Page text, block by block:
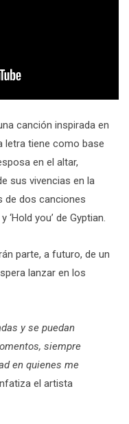
canción inspirada en
letra tiene como base
en el altar,
sus vivencias en la
de dos canciones
‘Hold you’ de Gyptian.
parte, a futuro, de un
lanzar en los
y se puedan
siempre
en quienes me
el artista